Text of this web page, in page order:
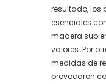
resultado, los
esenciales
madera
valores. Por
medidas de
provocaron